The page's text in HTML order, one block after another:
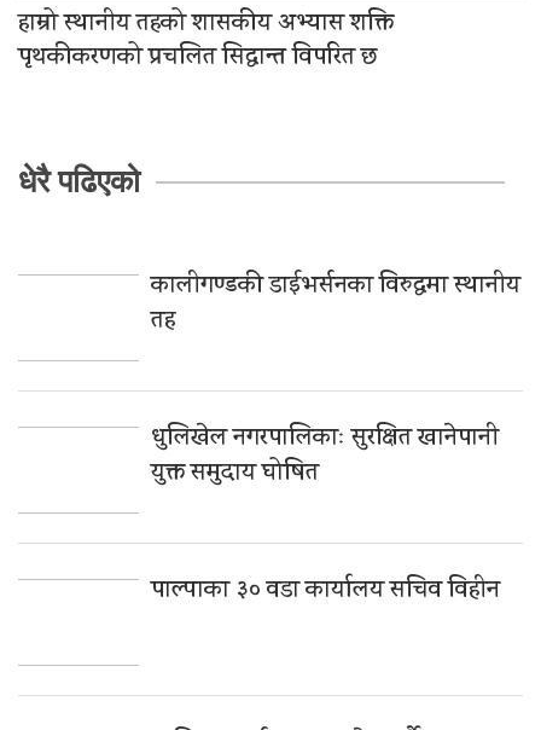
हाम्रो स्थानीय तहको शासकीय अभ्यास शक्ति
पृथकीकरणको प्रचलित सिद्धान्त विपरित छ
धेरै पढिएको
कालीगण्डकी डाईभर्सनका विरुद्धमा स्थानीय
तह
धुलिखेल नगरपालिकाः सुरक्षित खानेपानी
युक्त समुदाय घोषित
पाल्पाका ३० वडा कार्यालय सचिव विहीन